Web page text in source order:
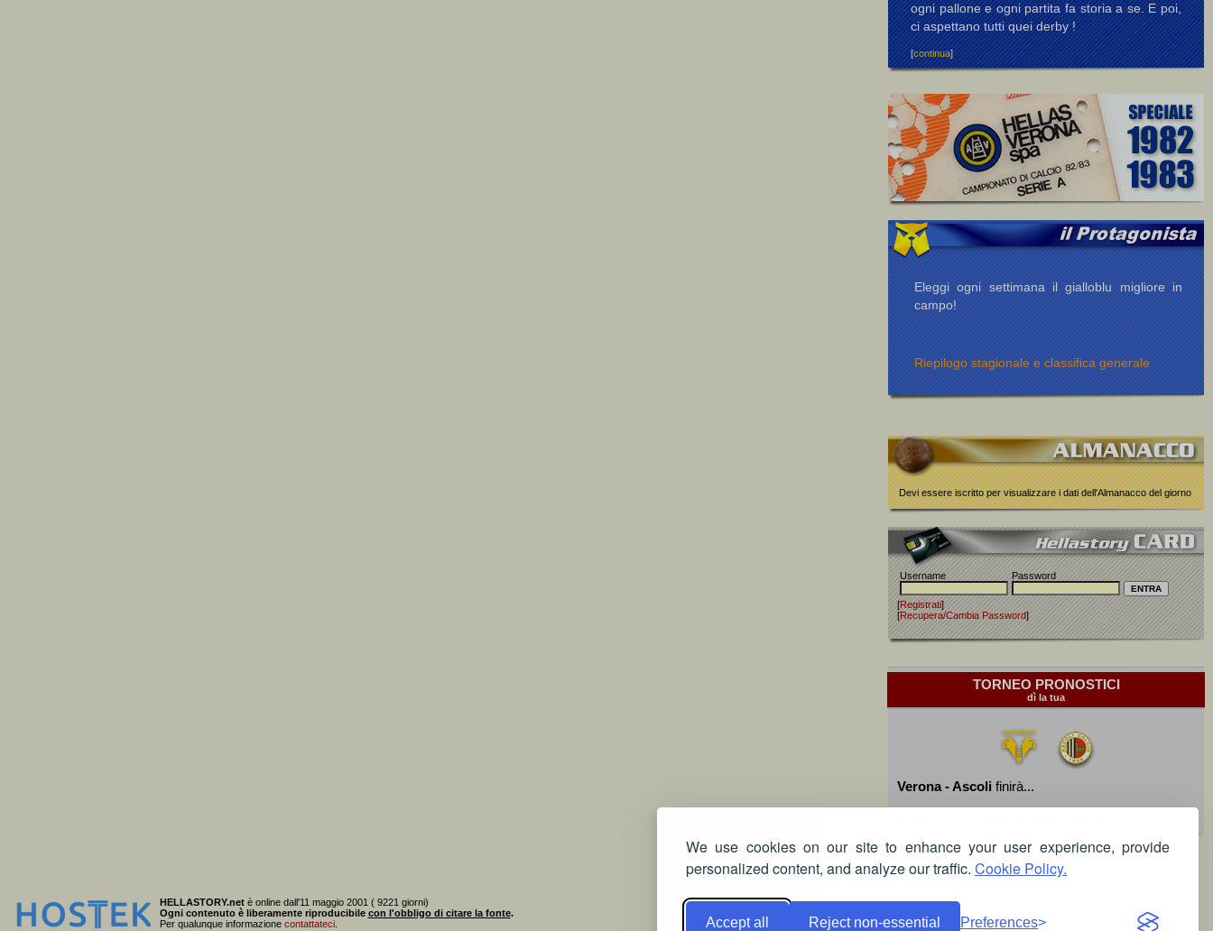
We use cookies on our site to enhance your user experience, provide
personalized content, and analyze our traffic. Cookie Policy.
Accept all Reject non-essential Preferences
ogni pallone e ogni partita fa storia a se. E poi,
ci aspettano tutti quei derby !
[continua]
Eleggi ogni settimana il gialloblu migliore in
campo!
Riepilogo stagionale e classifica generale
Devi essere iscritto per visualizzare i dati dell'Almanacco del giorno
Username Password
[Registrati]
[Recupera/Cambia Password]
TORNEO PRONOSTICI
dì la tua
Verona - Ascoli finirà...
HELLASTORY.netè online dall'11 maggio 2001 ( 9221 giorni)
Ogni contenuto è liberamente riproducibile con l'obbligo di citare la fonte.
Per qualunque informazione contattateci.